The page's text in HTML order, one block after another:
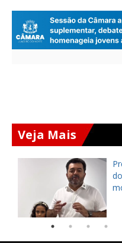
Veja Mais